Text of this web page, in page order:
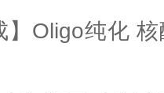
】Oligo纯化